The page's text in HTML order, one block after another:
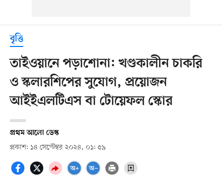
বৃত্তি
তাইওয়ানে পড়াশোনা: খণ্ডকালীন চাকরি
ও স্কলারশিপের সুযোগ, প্রয়োজন
আইইএলটিএস বা টোয়েফল স্কোর
প্রথম আলো ডেস্ক
প্রকাশ: ১৪ সেপ্টেম্বর ২০২৪, ০১: ৫৯